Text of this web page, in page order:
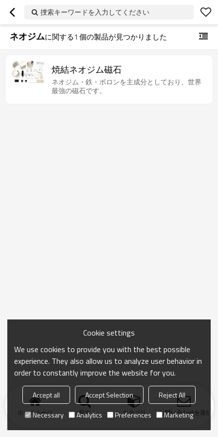
捜索キーワードを入力してください
ネオジムに関する1 個の製品が見つかりました
焼結ネオジム磁石
ネオジム・鉄・ボロンを主成分としており、世界
最強の磁石です。
ホームページ 探す カテゴリ お問い合わせを送信
Cookie settings
We use cookies to provide you with the best possible
experience. They also allow us to analyze user behavior in
order to constantly improve the website for you.
Accept all Accept Selection
Reject All
Necessary
Analytics Preferences Marketing